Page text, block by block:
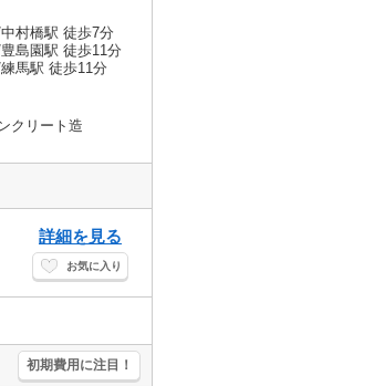
村橋駅 徒歩7分
島園駅 徒歩11分
馬駅 徒歩11分
クリート造
詳細を見る
お気に入り
初期費用に注目！